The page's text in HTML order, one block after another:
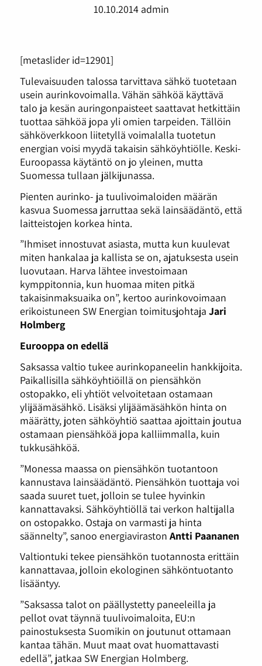
10.10.2014 admin
[metaslider id=12901]
Tulevaisuuden talossa tarvittava sähkö tuotetaan
usein aurinkovoimalla. Vähän sähköä käyttävä
talo ja kesän auringonpaisteet saattavat hetkittäin
tuottaa sähköä jopa yli omien tarpeiden. Tällöin
sähköverkkoon liitetyllä voimalalla tuotetun
energian voisi myydä takaisin sähköyhtiölle. Keski-
Euroopassa käytäntö on jo yleinen, mutta
Suomessa tullaan jälkijunassa.
Pienten aurinko- ja tuulivoimaloiden määrän
kasvua Suomessa jarruttaa sekä lainsäädäntö, että
laitteistojen korkea hinta.
”Ihmiset innostuvat asiasta, mutta kun kuulevat
miten hankalaa ja kallista se on, ajatuksesta usein
luovutaan. Harva lähtee investoimaan
kymppitonnia, kun huomaa miten pitkä
takaisinmaksuaika on”, kertoo aurinkovoimaan
erikoistuneen SW Energian toimitusjohtaja Jari
Holmberg
Eurooppa on edellä
Saksassa valtio tukee aurinkopaneelin hankkijoita.
Paikallisilla sähköyhtiöillä on piensähkön
ostopakko, eli yhtiöt velvoitetaan ostamaan
ylijäämäsähkö. Lisäksi ylijäämäsähkön hinta on
määrätty, joten sähköyhtiö saattaa ajoittain joutua
ostamaan piensähköä jopa kalliimmalla, kuin
tukkusähköä.
”Monessa maassa on piensähkön tuotantoon
kannustava lainsäädäntö. Piensähkön tuottaja voi
saada suuret tuet, jolloin se tulee hyvinkin
kannattavaksi. Sähköyhtiöllä tai verkon haltijalla
on ostopakko. Ostaja on varmasti ja hinta
säännelty”, sanoo energiaviraston Antti Paananen
Valtiontuki tekee piensähkön tuotannosta erittäin
kannattavaa, jolloin ekologinen sähköntuotanto
lisääntyy.
”Saksassa talot on päällystetty paneeleilla ja
pellot ovat täynnä tuulivoimaloita, EU:n
painostuksesta Suomikin on joutunut ottamaan
kantaa tähän. Muut maat ovat huomattavasti
edellä”, jatkaa SW Energian Holmberg.